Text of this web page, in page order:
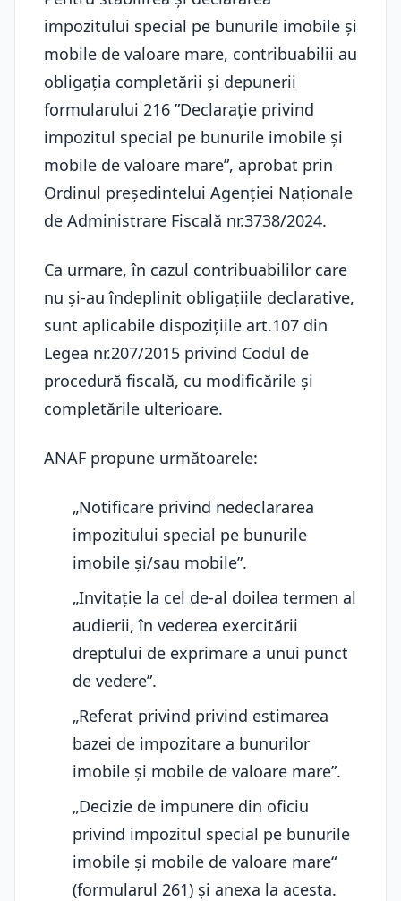
impozitului special pe bunurile imobile și
mobile de valoare mare, contribuabilii au
obligația completării și depunerii
formularului 216 ”Declarație privind
impozitul special pe bunurile imobile și
mobile de valoare mare”, aprobat prin
Ordinul președintelui Agenției Naționale
de Administrare Fiscală nr.3738/2024.
Ca urmare, în cazul contribuabililor care
nu și-au îndeplinit obligațiile declarative,
sunt aplicabile dispozițiile art.107 din
Legea nr.207/2015 privind Codul de
procedură fiscală, cu modificările și
completările ulterioare.
ANAF propune următoarele:
„Notificare privind nedeclararea
impozitului special pe bunurile
imobile și/sau mobile”.
„Invitație la cel de-al doilea termen al
audierii, în vederea exercitării
dreptului de exprimare a unui punct
de vedere”.
„Referat privind privind estimarea
bazei de impozitare a bunurilor
imobile și mobile de valoare mare”.
„Decizie de impunere din oficiu
privind impozitul special pe bunurile
imobile și mobile de valoare mare“
(formularul 261) și anexa la acesta.